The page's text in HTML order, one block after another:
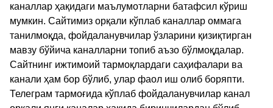
каналлар ҳақидаги маълумотларни батафсил кўриш
мумкин. Сайтимиз орқали кўплаб каналлар оммага
танилмоқда, фойдаланувчилар ўзларини қизиқтирган
мавзу бўйича каналларни топиб аъзо бўлмоқдалар.
Сайтнинг ижтимоий тармоқлардаги саҳифалари ва
канали ҳам бор бўлиб, улар фаол иш олиб боряпти.
Телеграм тармоғида кўплаб фойдаланувчилар канал